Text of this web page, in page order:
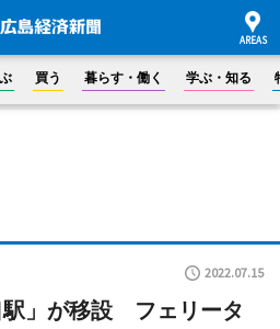
買う 暮らす・働く 学ぶ・知る
2022.07.15
駅」が移設 フェリータ